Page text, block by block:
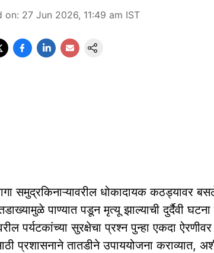
on: 27 Jun 2026, 11:49 am IST
समुद्रकिनाऱ्यावरील धोकादायक कठड्यावर
पाण्यात पडून मृत्यू झाल्याची दुर्दैवी
पर्यटकांच्या सुरक्षेचा प्रश्न पुन्हा एकदा
प्रशासनाने तातडीने उपाययोजना कराव्यात,